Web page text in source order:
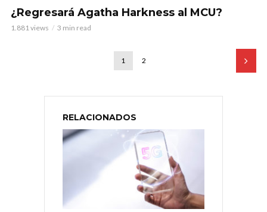
¿Regresará Agatha Harkness al MCU?
1.881 views 3 min read
1 2
RELACIONADOS